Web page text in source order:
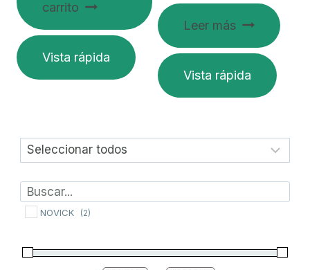
carrito
Vista rápida
Leer más
Vista rápida
NOVICK (2)